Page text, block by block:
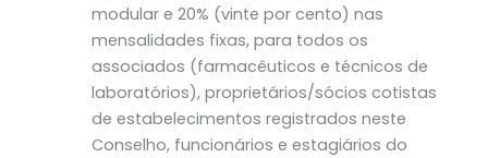
modular e 20% (vinte por cento) nas
mensalidades fixas, para todos os
associados (farmacêuticos e técnicos de
laboratórios), proprietários/sócios cotistas
de estabelecimentos registrados neste
Conselho, funcionários e estagiários do